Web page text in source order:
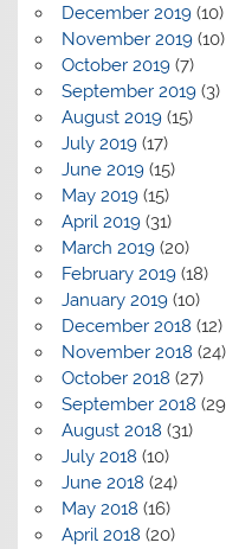
December 2019(10)
November 2019(10)
October 2019(7)
September 2019(3)
August 2019(15)
July 2019(17)
June 2019(15)
May 2019(15)
April 2019(31)
March 2019(20)
February 2019(18)
January 2019(10)
December 2018 (12)
November 2018 (24)
October 2018 (27)
September 2018
August 2018 (31)
July 2018 (10)
June 2018 (24)
May 2018 (16)
April 2018 (20)